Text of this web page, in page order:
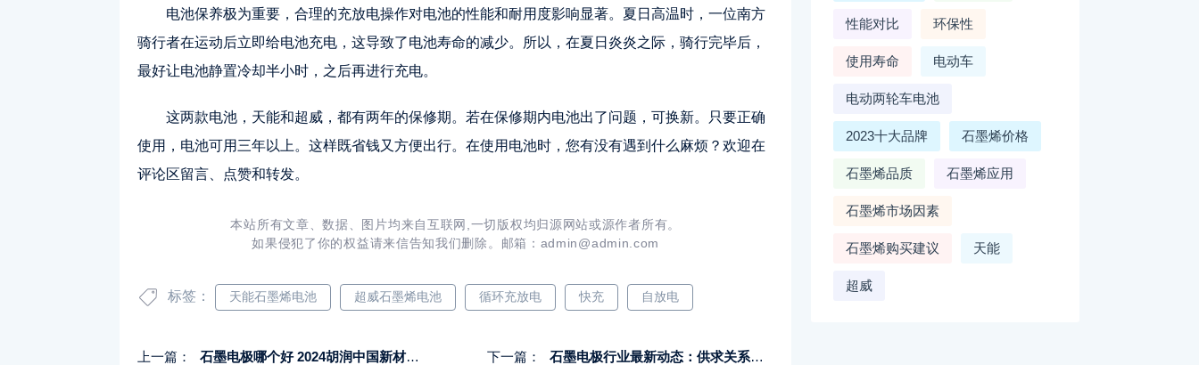
电池保养极为重要，合理的充放电操作对电池的性能和耐用度影响显著。夏日高温时，一位南方
骑行者在运动后立即给电池充电，这导致了电池寿命的减少。所以，在夏日炎炎之际，骑行完毕后，
最好让电池静置冷却半小时，之后再进行充电。
这两款电池，天能和超威，都有两年的保修期。若在保修期内电池出了问题，可换新。只要正确
使用，电池可用三年以上。这样既省钱又方便出行。在使用电池时，您有没有遇到什么麻烦？欢迎在
评论区留言、点赞和转发。
本站所有文章、数据、图片均来自互联网,一切版权均归源网站或源作者所有。
如果侵犯了你的权益请来信告知我们删除。邮箱： admin@admin.com
标签： 天能石墨烯电池 超威石墨烯电池 循环充放电 快充 自放电
上一篇： 石墨电极哪个好 2024胡润中国新材料企业百强榜揭晓：炭素领域龙头方大炭素排名第24 下一篇： 石墨电极行业最新动态：供求关系稳定，后市反转机会与福建老板收购事件解析
性能对比 环保性
使用寿命 电动车
电动两轮车电池
2023十大品牌 石墨烯价格
石墨烯品质 石墨烯应用
石墨烯市场因素
石墨烯购买建议 天能
超威